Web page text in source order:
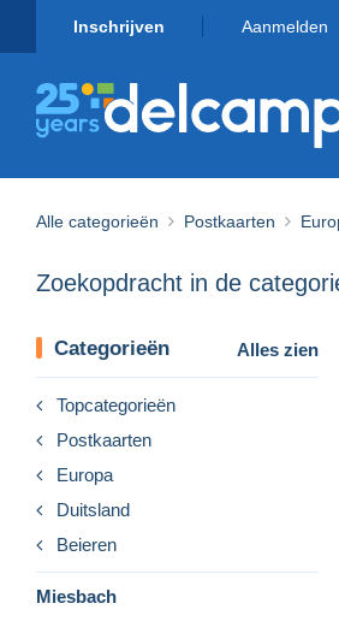
Inschrijven Aanmelden
Alle categorieën Postkaarten
Zoekopdracht in de
Categorieën Alles zien
Topcategorieën
Postkaarten
Europa
Duitsland
Beieren
Miesbach